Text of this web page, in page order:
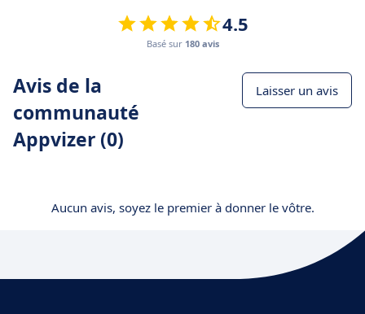
4.5
Basé sur 180 avis
Avis de la
communauté
Appvizer (0)
Laisser un avis
Aucun avis, soyez le premier à donner le vôtre.